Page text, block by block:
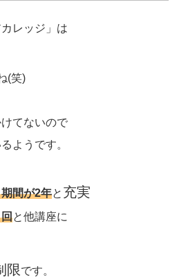
レッジ」は
(笑)
てないので
ようです。
間が2年と 充実
と他講座に
限です。